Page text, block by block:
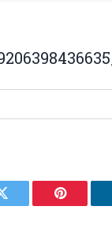
Twitter Pinterest